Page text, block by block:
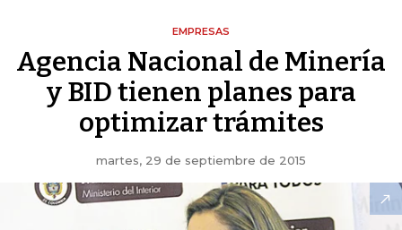
EMPRESAS
Agencia Nacional de Minería
y BID tienen planes para
optimizar trámites
martes, 29 de septiembre de 2015